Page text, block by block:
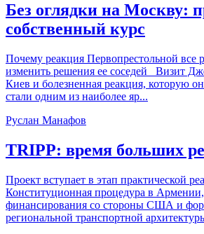
Без оглядки на Москву:
собственный курс
Почему реакция Первопрестольной все
изменить решения ее соседей Визит
Киев и болезненная реакция, которую
стали одним из наиболее яр...
Руслан Манафов
TRIPP: время больших
Проект вступает в этап практической
Конституционная процедура в
финансирования со стороны США и
региональной транспортной